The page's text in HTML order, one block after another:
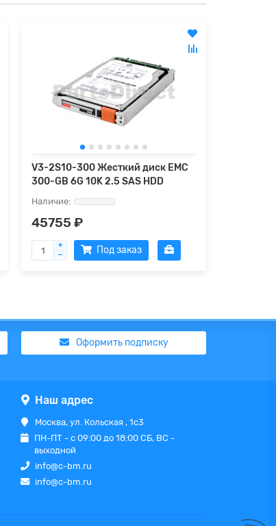
V3-2S10-300 Жесткий диск EMC
300-GB 6G 10K 2.5 SAS HDD
45755 ₽
Под заказ
Оформить подписку
Наш адрес
Москва, ул. Кольская , 1с3
ПН-ПТ - с 09:00 до 18:00 СБ, ВС -
выходной
info@c-bm.ru
info@c-bm.ru